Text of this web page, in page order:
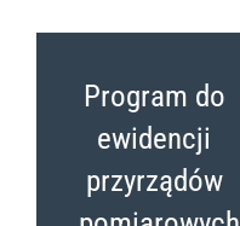
Program do
ewidencji
przyrządów